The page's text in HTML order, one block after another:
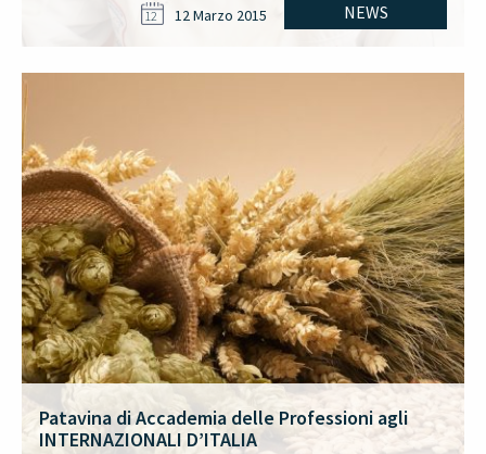
NEWS
12 12 Marzo 2015
Patavina di Accademia delle Professioni agli
INTERNAZIONALI D’ITALIA